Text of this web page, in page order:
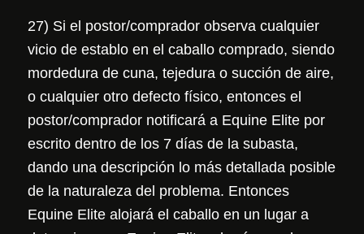
27) Si el postor/comprador observa cualquier
vicio de establo en el caballo comprado, siendo
mordedura de cuna, tejedura o succión de aire,
o cualquier otro defecto físico, entonces el
postor/comprador notificará a Equine Elite por
escrito dentro de los 7 días de la subasta,
dando una descripción lo más detallada posible
de la naturaleza del problema. Entonces
Equine Elite alojará el caballo en un lugar a